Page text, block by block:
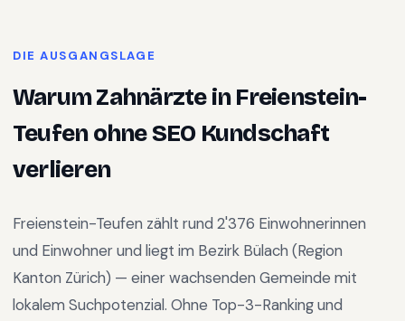
DIE AUSGANGSLAGE
WarumZahnärzteinFreienstein-
Teufenohne SEO Kundschaft
verlieren
Freienstein-Teufen zählt rund 2'376 Einwohnerinnen
und Einwohner und liegt im Bezirk Bülach (Region
Kanton Zürich) — einer wachsenden Gemeinde mit
lokalem Suchpotenzial. Ohne Top-3-Ranking und